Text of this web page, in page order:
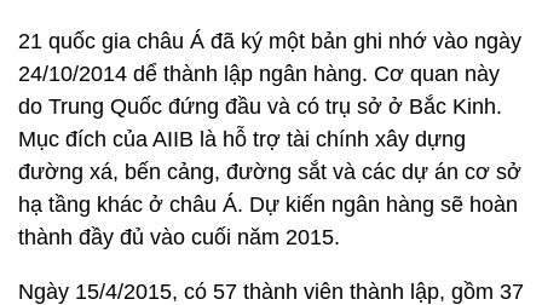
21 quốc gia châu Á đã ký một bản ghi nhớ vào ngày
24/10/2014 dể thành lập ngân hàng. Cơ quan này
do Trung Quốc đứng đầu và có trụ sở ở Bắc Kinh.
Mục đích của AIIB là hỗ trợ tài chính xây dựng
đường xá, bến cảng, đường sắt và các dự án cơ sở
hạ tầng khác ở châu Á. Dự kiến ngân hàng sẽ hoàn
thành đầy đủ vào cuối năm 2015.
Ngày 15/4/2015, có 57 thành viên thành lập, gồm 37